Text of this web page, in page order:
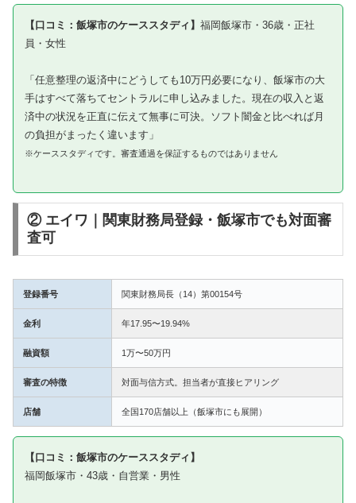
【口コミ：飯塚市のケーススタディ】 福岡飯塚市・36歳・正社
員・女性
「任意整理の返済中にどうしても10万円必要になり、飯塚市の大
手はすべて落ちてセントラルに申し込みました。現在の収入と返
済中の状況を正直に伝えて無事に可決。ソフト闇金と比べれば月
の負担がまったく違います」
※ケーススタディです。審査通過を保証するものではありません
② エイワ｜関東財務局登録・飯塚市でも対面審
査可
登録番号 関東財務局長（14）第00154号
金利 年17.95〜19.94%
融資額 1万〜50万円
審査の特徴 対面与信方式。担当者が直接ヒアリング
店舗 全国170店舗以上（飯塚市にも展開）
【口コミ：飯塚市のケーススタディ】
福岡飯塚市・43歳・自営業・男性